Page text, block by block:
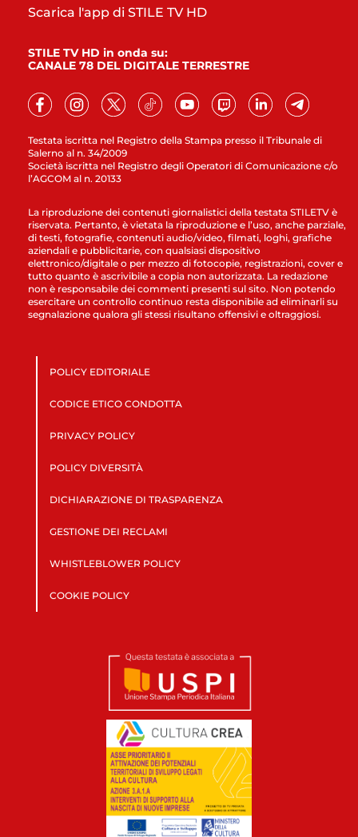
Testata iscritta nel Registro della Stampa presso il Tribunale di
Salerno al n. 34/2009
Società iscritta nel Registro degli Operatori di Comunicazione c/o
l’AGCOM al n. 20133
Scarica l'app di STILE TV HD
STILE TV HD in onda su:
CANALE 78 DEL DIGITALE TERRESTRE
La riproduzione dei contenuti giornalistici della testata STILETV è
riservata. Pertanto, è vietata la riproduzione e l’uso, anche parziale,
di testi, fotografie, contenuti audio/video, filmati, loghi, grafiche
aziendali e pubblicitarie, con qualsiasi dispositivo
elettronico/digitale o per mezzo di fotocopie, registrazioni, cover e
tutto quanto è ascrivibile a copia non autorizzata. La redazione
non è responsabile dei commenti presenti sul sito. Non potendo
esercitare un controllo continuo resta disponibile ad eliminarli su
segnalazione qualora gli stessi risultano offensivi e oltraggiosi.
POLICY EDITORIALE
CODICE ETICO CONDOTTA
PRIVACY POLICY
POLICY DIVERSITÀ
DICHIARAZIONE DI TRASPARENZA
GESTIONE DEI RECLAMI
WHISTLEBLOWER POLICY
COOKIE POLICY